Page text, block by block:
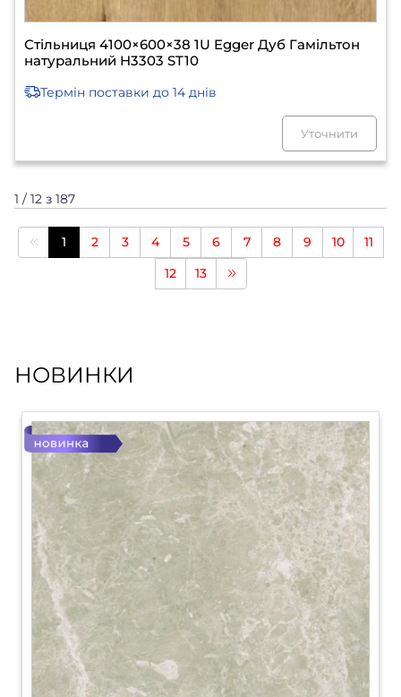
Стільниця 4100×600×38 1U Egger Дуб Гамільтон
натуральний H3303 ST10
Термін поставки до 14 днів
Уточнити
1 / 12 з 187
1 2 3 4 5 6 7 8 9 10
11
12
13
НОВИНКИ